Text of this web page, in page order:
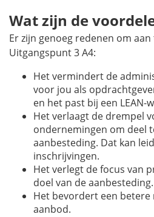
Wat zijn de
Er zijn genoeg redenen om
Uitgangspunt 3 A4:
Het vermindert de
voor jou als
en het past bij een LEAN-
Het verlaagt de drempel
ondernemingen om deel
aanbesteding. Dat kan
inschrijvingen.
Het verlegt de focus van
doel van de aanbesteding.
Het bevordert een betere
aanbod.